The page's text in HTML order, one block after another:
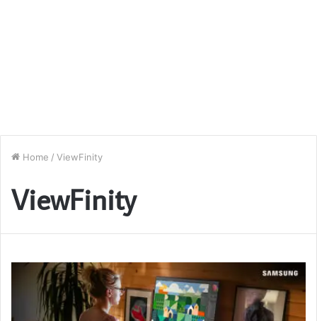
Home / ViewFinity
ViewFinity